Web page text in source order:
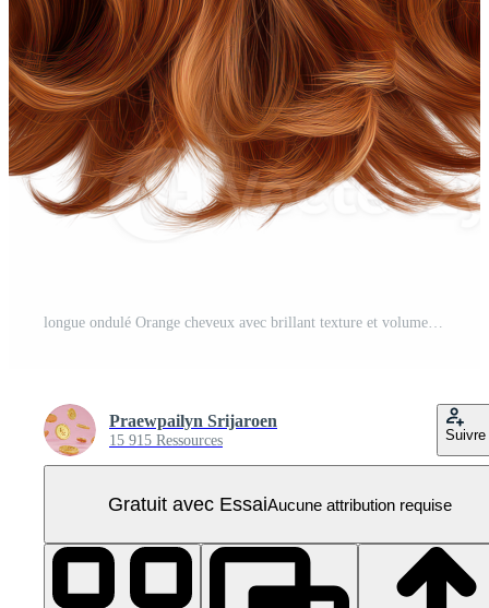
longue ondulé Orange cheveux avec brillant texture et volume. isolé sur transparent Contexte. PNG Pro
Praewpailyn Srijaroen
15 915 Ressources Suivre
Gratuit avec EssaiAucune attribution requise